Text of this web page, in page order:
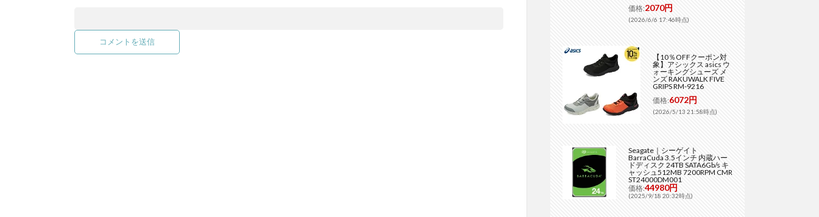
価格:2070円
(2026/6/6 17:46時点)
【10％OFFクーポン対
象】アシックス asics ウ
ォーキングシューズ メ
ンズ RAKUWALK FIVE
GRIPS RM-9216
価格:6072円
(2026/5/13 21:58時点)
Seagate｜シーゲイト
BarraCuda 3.5インチ 内蔵ハー
ドディスク 24TB SATA6Gb/s キ
ャッシュ512MB 7200RPM CMR
ST24000DM001
価格:44980円
(2025/9/18 20:32時点)